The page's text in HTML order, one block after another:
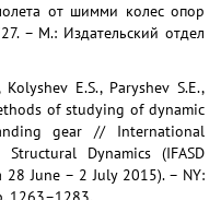
от шимми ко­лес опор
– М.: Издательский отдел
E.S., Paryshev S.E.,
of studying of dynamic
gear // International
Dynamics (IFASD
28 June – 2 July 2015). – NY: